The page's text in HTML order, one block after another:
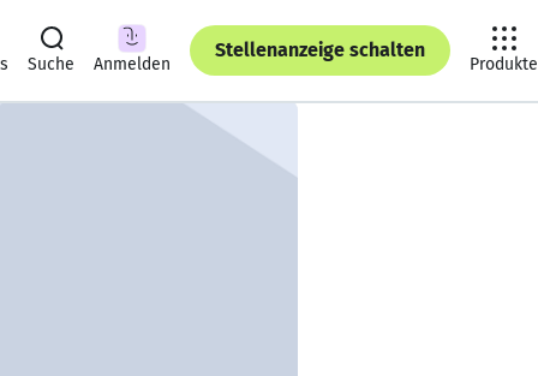
Suche Anmelden
Stellenanzeige schalten
Produkte